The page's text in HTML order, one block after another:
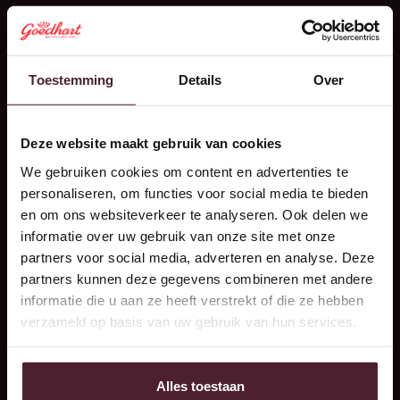
Toestemming Details Over
Deze website maakt gebruik van cookies
We gebruiken cookies om content en advertenties te
personaliseren, om functies voor social media te bieden
en om ons websiteverkeer te analyseren. Ook delen we
informatie over uw gebruik van onze site met onze
partners voor social media, adverteren en analyse. Deze
partners kunnen deze gegevens combineren met andere
informatie die u aan ze heeft verstrekt of die ze hebben
verzameld op basis van uw gebruik van hun services.
Alles toestaan
• bijhouden van retourstromen fust en emballage;
• aanspreekpunt bij afwezigheid hoofd logistiek.
verder te ontwikkelen. Zie je kansen om processen te
verbeteren of wil je op termijn extra verantwoordelijkheden
oppakken? Dan krijg je daar alle ruimte voor.
Wie zoeken we?
Je bent iemand die graag verantwoordelijkheid neemt en
het overzicht bewaart, ook wanneer het druk is. Je werkt
zelfstandig, bent praktisch ingesteld en voelt je net zo thuis
achter een computer als op de werkvloer.
Daarnaast breng je het volgende mee: